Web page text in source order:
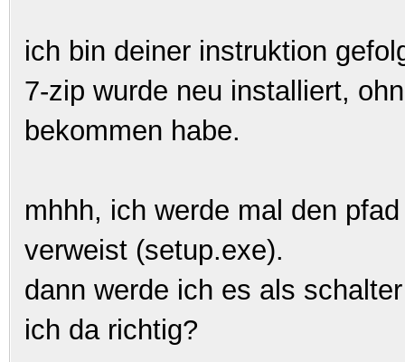
ich bin deiner instruktion
7-zip wurde neu installiert,
bekommen habe.
mhhh, ich werde mal den
verweist (setup.exe).
dann werde ich es als
ich da richtig?